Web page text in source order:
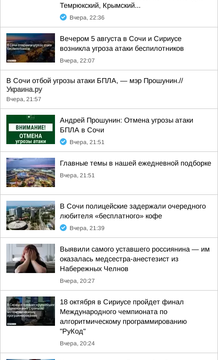
Темрюкский, Крымский...
Вчера, 22:36
Вечером 5 августа в Сочи и Сириусе
возникла угроза атаки беспилотников
Вчера, 22:07
В Сочи отбой угрозы атаки БПЛА, — мэр Прошунин.//
Украина.ру
Вчера, 21:57
Андрей Прошунин: Отмена угрозы атаки
БПЛА в Сочи
Вчера, 21:51
Главные темы в нашей ежедневной подборке
Вчера, 21:51
В Сочи полицейские задержали очередного
любителя «бесплатного» кофе
Вчера, 21:39
Выявили самого уставшего россиянина — им
оказалась медсестра-анестезист из
Набережных Челнов
Вчера, 20:27
18 октября в Сириусе пройдет финал
Международного чемпионата по
алгоритмическому программированию
"РуКод"
Вчера, 20:24